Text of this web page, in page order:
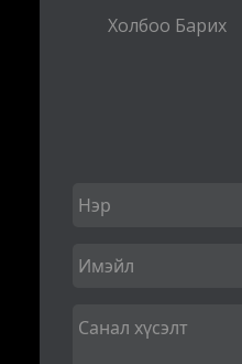
Холбоо Барих